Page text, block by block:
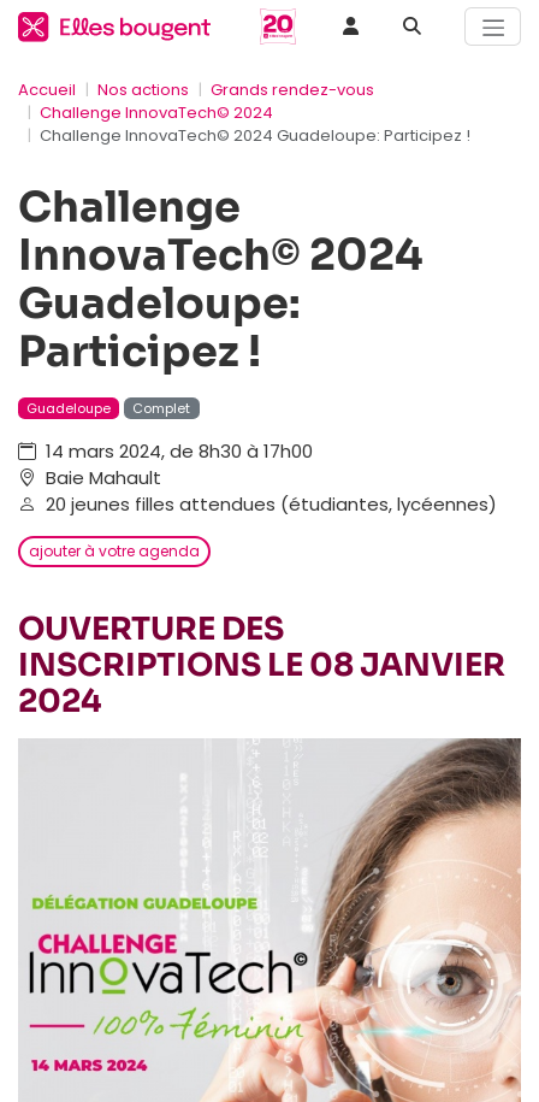
Accueil Nos actions
Grands rendez-vous
Challenge InnovaTech© 2024
Challenge InnovaTech© 2024 Guadeloupe: Participez !
Challenge
InnovaTech© 2024
Guadeloupe:
Participez !
Guadeloupe Complet
14 mars 2024, de 8h30 à 17h00
Baie Mahault
20 jeunes filles attendues (étudiantes, lycéennes)
ajouter à votre agenda
OUVERTURE DES
INSCRIPTIONS LE 08 JANVIER
2024